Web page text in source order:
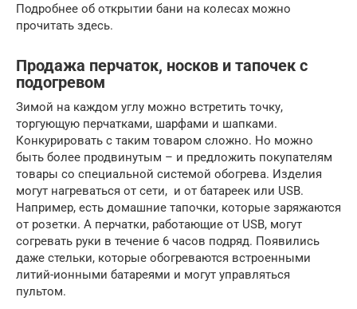
Подробнее об открытии бани на колесах можно
прочитать здесь.
Продажа перчаток, носков и тапочек с
подогревом
Зимой на каждом углу можно встретить точку,
торгующую перчатками, шарфами и шапками.
Конкурировать с таким товаром сложно. Но можно
быть более продвинутым – и предложить покупателям
товары со специальной системой обогрева. Изделия
могут нагреваться от сети, и от батареек или USB.
Например, есть домашние тапочки, которые заряжаются
от розетки. А перчатки, работающие от USB, могут
согревать руки в течение 6 часов подряд. Появились
даже стельки, которые обогреваются встроенными
литий-ионными батареями и могут управляться
пультом.